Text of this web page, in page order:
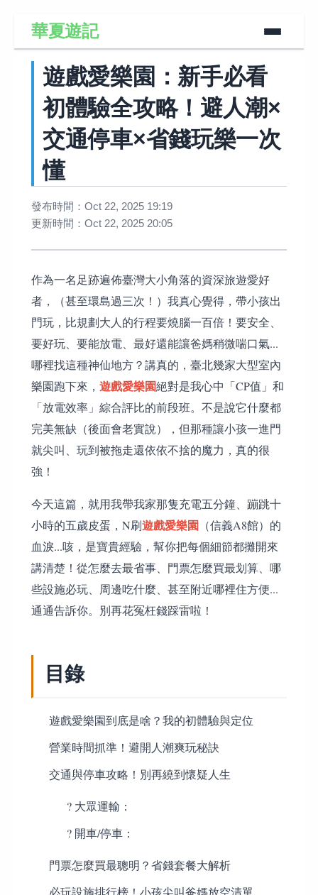
華夏遊記
遊戲愛樂園：新手必看
初體驗全攻略！避人潮×
交通停車×省錢玩樂一次
懂
發布時間：Oct 22, 2025 19:19
更新時間：Oct 22, 2025 20:05
作為一名足跡遍佈臺灣大小角落的資深旅遊愛好
者，（甚至環島過三次！）我真心覺得，帶小孩出
門玩，比規劃大人的行程要燒腦一百倍！要安全、
要好玩、要能放電、最好還能讓爸媽稍微喘口氣...
哪裡找這種神仙地方？講真的，臺北幾家大型室內
樂園跑下來， 遊戲愛樂園絕對是我心中「CP值」和
「放電效率」綜合評比的前段班。不是說它什麼都
完美無缺（後面會老實說），但那種讓小孩一進門
就尖叫、玩到被拖走還依依不捨的魔力，真的很
強！
今天這篇，就用我帶我家那隻充電五分鐘、蹦跳十
小時的五歲皮蛋，N刷遊戲愛樂園 （信義A8館）的
血淚...咳，是寶貴經驗，幫你把每個細節都攤開來
講清楚！從怎麼去最省事、門票怎麼買最划算、哪
些設施必玩、周邊吃什麼、甚至附近哪裡住方便...
通通告訴你。別再花冤枉錢踩雷啦！
目錄
遊戲愛樂園到底是啥？我的初體驗與定位
營業時間抓準！避開人潮爽玩秘訣
交通與停車攻略！別再繞到懷疑人生
? 大眾運輸：
? 開車/停車：
門票怎麼買最聰明？省錢套餐大解析
必玩設施排行榜！小孩尖叫爸媽放空清單